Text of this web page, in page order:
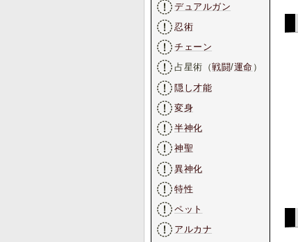
デュアルガン
忍術
チェーン
占星術（戦闘/運命 ）
隠し才能
変身
半神化
神聖
異神化
特性
ペット
アルカナ